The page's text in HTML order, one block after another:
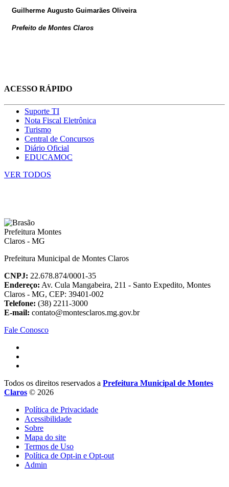
Guilherme Augusto Guimarães Oliveira
Prefeito de Montes Claros
ACESSO RÁPIDO
Suporte TI
Nota Fiscal Eletrônica
Turismo
Central de Concursos
Diário Oficial
EDUCAMOC
VER TODOS
Prefeitura Municipal de Montes Claros
CNPJ: 22.678.874/0001-35
Endereço: Av. Cula Mangabeira, 211 - Santo Expedito, Montes
Claros - MG, CEP: 39401-002
Telefone: (38) 2211-3000
E-mail: contato@montesclaros.mg.gov.br
Fale Conosco
Todos os direitos reservados a Prefeitura Municipal de Montes
Claros © 2026
Política de Privacidade
Acessibilidade
Sobre
Mapa do site
Termos de Uso
Política de Opt-in e Opt-out
Admin